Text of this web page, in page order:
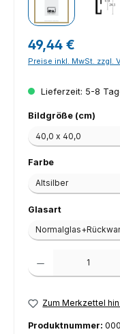
Regulärer Preis:
49,44 €
Preise inkl. MwSt. zzgl.
Lieferzeit: 5-8
Bildgröße (cm)
Farbeauswählen
Glasartauswählen
Produkt Anzahl: Gib
Zum Merkzettel
Produktnummer: